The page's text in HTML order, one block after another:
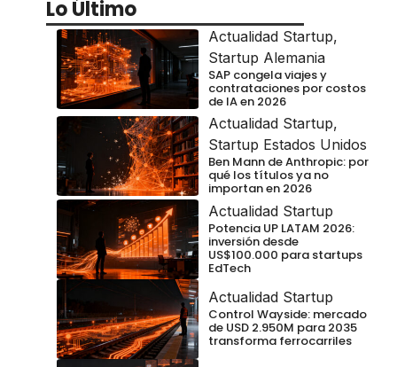
Lo Último
Actualidad Startup,
Startup Alemania
SAP congela viajes y
contrataciones por costos
de IA en 2026
Actualidad Startup,
Startup Estados Unidos
Ben Mann de Anthropic: por
qué los títulos ya no
importan en 2026
Actualidad Startup
Potencia UP LATAM 2026:
inversión desde
US$100.000 para startups
EdTech
Actualidad Startup
Control Wayside: mercado
de USD 2.950M para 2035
transforma ferrocarriles